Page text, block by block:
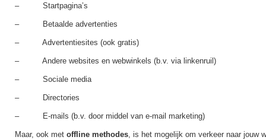
– Startpagina’s
– Betaalde advertenties
– Advertentiesites (ook gratis)
– Andere websites en webwinkels (b.v. via linkenruil)
– Sociale media
– Directories
– E-mails (b.v. door middel van e-mail marketing)
Maar, ook met offline methodes, is het mogelijk om verkeer naar jouw